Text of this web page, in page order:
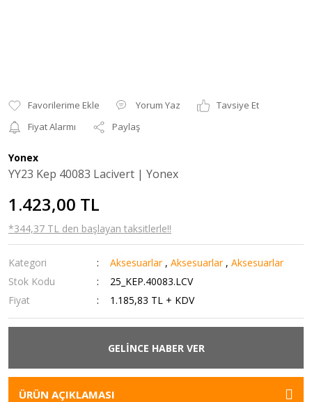
Yorum Yaz
Tavsiye Et
Fiyat Alarmı
Paylaş
Yonex
YY23 Kep 40083 Lacivert | Yonex
1.423,00 TL
*344,37 TL den başlayan taksitlerle!!
Kategori Aksesuarlar ,Aksesuarlar ,Aksesuarlar
Stok Kodu
25_KEP.40083.LCV
Fiyat
1.185,83 TL + KDV
GELİNCE HABER VER
ÜRÜN AÇIKLAMASI